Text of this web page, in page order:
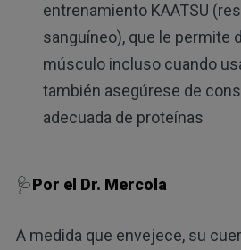
entrenamiento KAATSU
sanguíneo), que le permite
músculo incluso cuando
también asegúrese de
adecuada de proteínas
🩺Por el Dr. Mercola
A medida que envejece, su